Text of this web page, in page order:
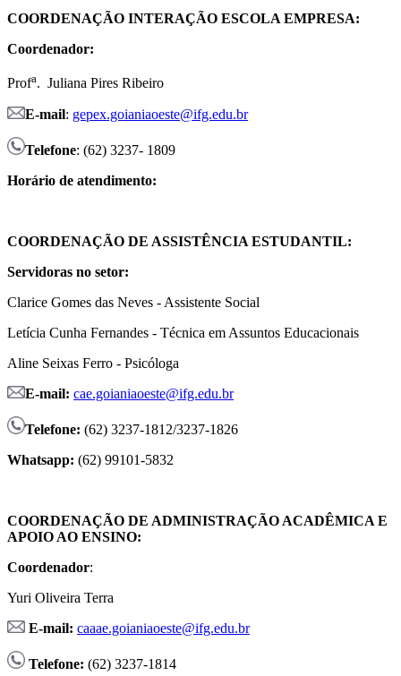
COORDENAÇÃO INTERAÇÃO ESCOLA EMPRESA:
Coordenador:
Profa. Juliana Pires Ribeiro
E-mail: gepex.goianiaoeste@ifg.edu.br
Telefone: (62) 3237- 1809
Horário de atendimento:
COORDENAÇÃO DE ASSISTÊNCIA ESTUDANTIL:
Servidoras no setor:
Clarice Gomes das Neves - Assistente Social
Letícia Cunha Fernandes - Técnica em Assuntos Educacionais
Aline Seixas Ferro - Psicóloga
E-mail: cae.goianiaoeste@ifg.edu.br
Telefone: (62) 3237-1812/3237-1826
Whatsapp: (62) 99101-5832
COORDENAÇÃO DE ADMINISTRAÇÃO ACADÊMICA E
APOIO AO ENSINO:
Coordenador:
Yuri Oliveira Terra
E-mail: caaae.goianiaoeste@ifg.edu.br
Telefone: (62) 3237-1814